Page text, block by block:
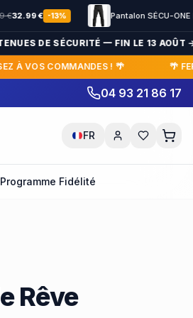
€ -13% Pantalon SÉCU-ONE bas élastiqué Noir
DE SÉCURITÉ — FIN LE 13 AOÛT →
VOS COMMANDES ! 🌴 🌴
04 93 21 86 17
FR
Programme Fidélité
Rêve